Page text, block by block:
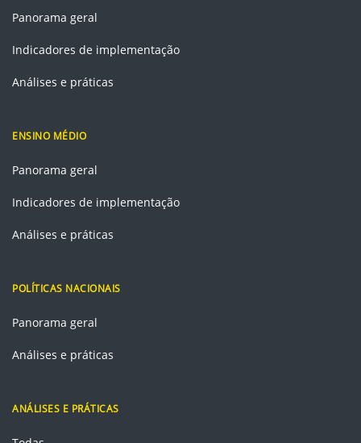
Panorama geral
Indicadores de implementação
Análises e práticas
ENSINO MÉDIO
Panorama geral
Indicadores de implementação
Análises e práticas
POLÍTICAS NACIONAIS
Panorama geral
Análises e práticas
ANÁLISES E PRÁTICAS